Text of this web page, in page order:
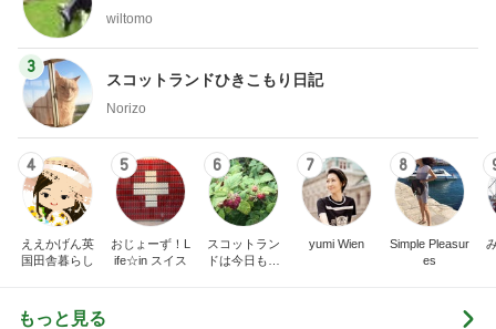
wiltomo
3
スコットランドひきこもり日記
Norizo
4
ええかげん英
国田舎暮らし
5
おじょーず！L
ife☆in スイス
6
スコットラン
ドは今日も曇
7
yumi Wien
8
Simple Pleasur
es
もっと見る